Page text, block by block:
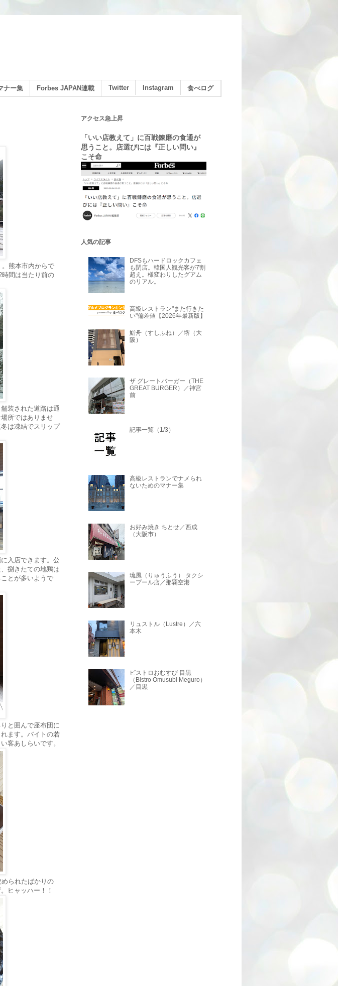
ナー集 Forbes JAPAN連載 Twitter Instagram 食べログ
熊本市内からで
間は当たり前の
装された道路は通
所ではありませ
は凍結でスリップ
入店できます。公
捌きたての地鶏は
とが多いようで
と囲んで座布団に
ます。バイトの若
客あしらいです。
られたばかりの
ヒャッハー！！
アクセス急上昇
「いい店教えて」に百戦錬磨の食通が
思うこと。店選びには『正しい問い』
こそ命
人気の記事
DFSもハードロックカフェ
も閉店。韓国人観光客が7割
超え。様変わりしたグアム
のリアル。
高級レストラン"また行きた
い"偏差値【2026年最新版】
鮨舟（すしふね）／堺（大
阪）
ザ グレートバーガー（THE
GREAT BURGER）／神宮
前
記事一覧（1/3）
高級レストランでナメられ
ないためのマナー集
お好み焼き ちとせ／西成
（大阪市）
琉風（りゅうふう） タクシ
ープール店／那覇空港
リュストル（Lustre）／六
本木
ビストロおむすび 目黒
（Bistro Omusubi Meguro）
／目黒